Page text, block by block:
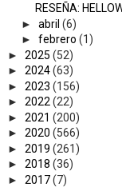
RESEÑA:
► abril (6)
► febrero (1)
► 2025 (52)
► 2024(63)
► 2023 (156)
► 2022(22)
► 2021 (200)
► 2020 (566)
► 2019 (261)
► 2018 (36)
► 2017(7)